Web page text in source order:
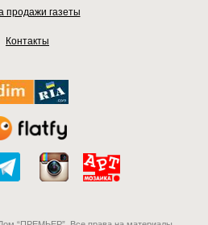
продажи газеты
Контакты